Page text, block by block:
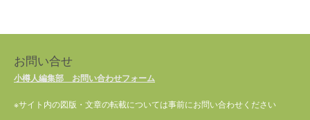
お問い合せ
小樽人編集部 お問い合わせフォーム
※サイト内の図版・文章の転載については事前にお問い合わせください